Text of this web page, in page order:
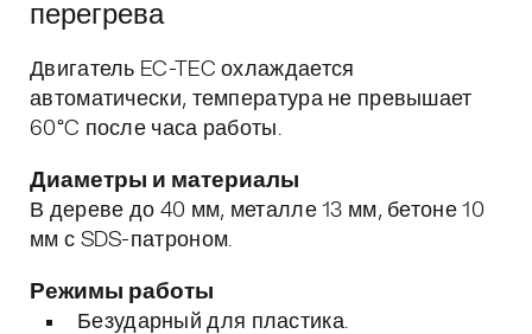
перегрева
Двигатель EC-TEC охлаждается
автоматически, температура не превышает
60°C после часа работы.
Диаметры и материалы
В дереве до 40 мм, металле 13 мм, бетоне 10
мм с SDS-патроном.
Режимы работы
Безударный для пластика.